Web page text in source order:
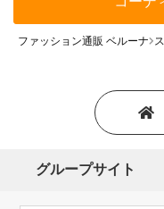
ファッション通販 ベルーナ
グループサイト